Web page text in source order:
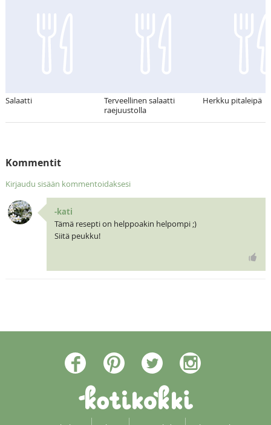
Salaatti
Terveellinen salaatti
raejuustolla
Herkku pitaleipä
Kommentit
Kirjaudu sisään kommentoidaksesi
-kati
Tämä resepti on helppoakin helpompi ;)
Siitä peukku!